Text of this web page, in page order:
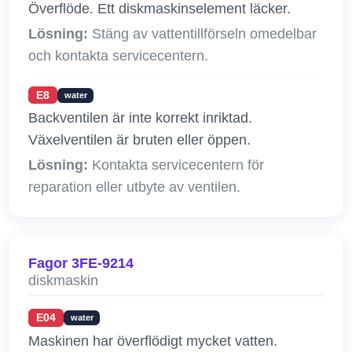
Överflöde. Ett diskmaskinselement läcker.
Lösning: Stäng av vattentillförseln omedelbar
och kontakta servicecentern.
E8 water
Backventilen är inte korrekt inriktad.
Växelventilen är bruten eller öppen.
Lösning: Kontakta servicecentern för
reparation eller utbyte av ventilen.
Fagor 3FE-9214
diskmaskin
E04 water
Maskinen har överflödigt mycket vatten.